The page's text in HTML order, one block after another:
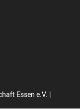
Essen e.V. |